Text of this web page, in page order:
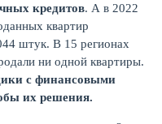
кредитов. А в 2022
квартир
штук. В 15 регионах
ни одной квартиры.
с финансовыми
их решения.